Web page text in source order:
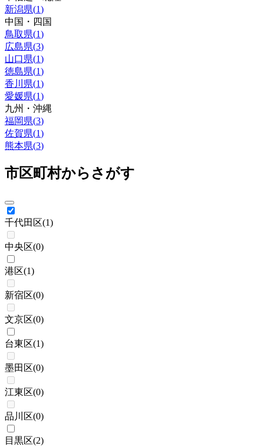
新潟県(1)
中国・四国
鳥取県(1)
広島県(3)
山口県(1)
徳島県(1)
香川県(1)
愛媛県(1)
九州・沖縄
福岡県(3)
佐賀県(1)
熊本県(3)
市区町村からさがす
千代田区(1)
中央区(0)
港区(1)
新宿区(0)
文京区(0)
台東区(1)
墨田区(0)
江東区(0)
品川区(0)
目黒区(2)